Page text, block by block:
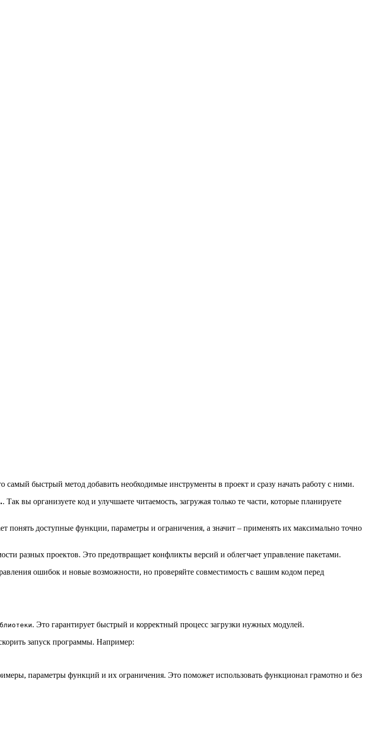
самый быстрый метод добавить необходимые инструменты в проект и сразу начать работу с ними.
. Так вы организуете код и улучшаете читаемость, загружая только те части, которые планируете
доступные функции, параметры и ограничения, а значит – применять их максимально точно
разных проектов. Это предотвращает конфликты версий и облегчает управление пакетами.
ошибок и новые возможности, но проверяйте совместимость с вашим кодом перед
. Это гарантирует быстрый и корректный процесс загрузки нужных модулей.
запуск программы. Например:
параметры функций и их ограничения. Это поможет использовать функционал грамотно и без